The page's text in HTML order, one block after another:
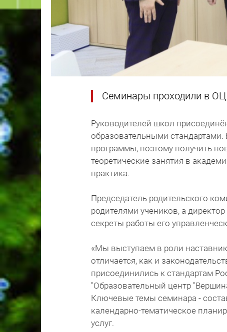
Семинары проходили в ОЦ
Руководителей школ
образовательными стандартами.
программы, поэтому получить
теоретические занятия в
практика.
Председатель родительского
родителями учеников, а
секреты работы его
«Мы выступаем в роли
отличается, как и
присоединились к стандартам
"Образовательный центр
Ключевые темы семинара -
календарно-тематическое
услуг.